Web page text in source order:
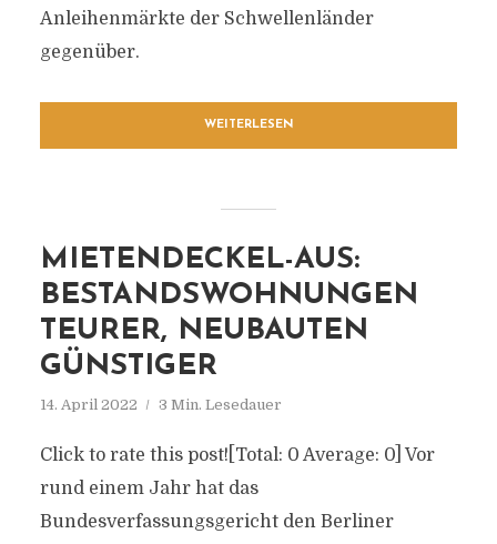
Anleihenmärkte der Schwellenländer
gegenüber.
WEITERLESEN
MIETENDECKEL-AUS:
BESTANDSWOHNUNGEN
TEURER, NEUBAUTEN
GÜNSTIGER
14. April 2022 3 Min. Lesedauer
Click to rate this post![Total: 0 Average: 0] Vor
rund einem Jahr hat das
Bundesverfassungsgericht den Berliner